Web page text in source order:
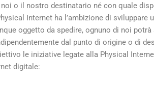
o il nostro destinatario né con quale
Internet ha l’ambizione di sviluppare
oggetto da spedire, ognuno di noi
dal punto di origine o di
le iniziative legate alla Physical
digitale: